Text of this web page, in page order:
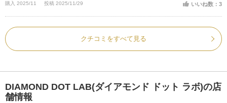
購入 2025/11
投稿 2025/11/29 いいね数：3
クチコミをすべて見る
DIAMOND DOT LAB(ダイアモンド ドット ラボ)の店
舗情報